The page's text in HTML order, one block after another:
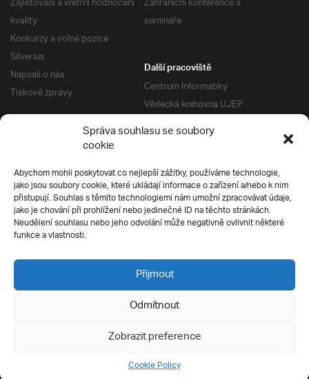
Správa souhlasu se soubory
cookie
Abychom mohli poskytovat co nejlepší zážitky, používáme technologie,
jako jsou soubory cookie, které ukládají informace o zařízení a/nebo k nim
přistupují. Souhlas s těmito technologiemi nám umožní zpracovávat údaje,
jako je chování při prohlížení nebo jedinečné ID na těchto stránkách.
Neudělení souhlasu nebo jeho odvolání může negativně ovlivnit některé
funkce a vlastnosti.
Přijmout
Odmítnout
Zobrazit preference
Cookie Policy
kvality
Konkurzy a volné pozice
Silverius
Napsali o nás
Tiskové zprávy
semináře
Další pracoviště
Centrum Informatiky
Vědecká knihovna UJEP
Správa kolejí a menz
Univerzitní centrum podpory
Silverius
Pro uchazeče
Přijímací řízení
E-prihlaska
Přípravné kurzy
Ochrana soukromí
Všechna práva vyhrazena